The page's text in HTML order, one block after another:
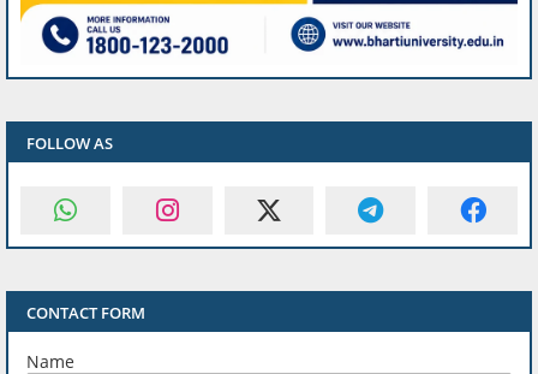
FOLLOW AS
CONTACT FORM
Name